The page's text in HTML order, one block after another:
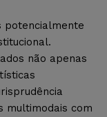
potencialmente
não apenas
multimodais com